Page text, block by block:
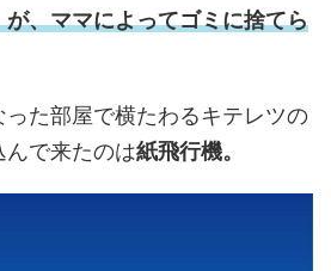
、ママによってゴミに捨てら
た部屋で横たわるキテレツの
で来たのは紙飛行機。